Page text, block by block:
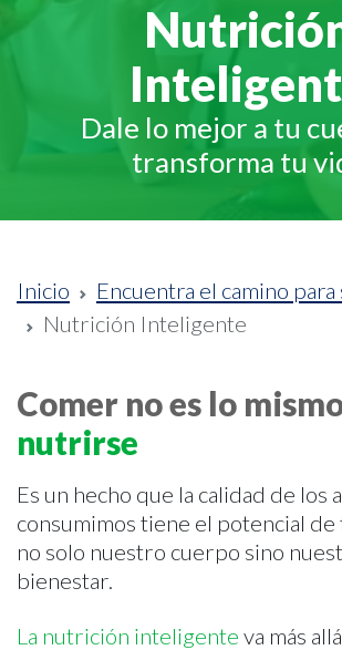
Dale lo mejor a tu
transforma tu
Inicio
Encuentra el camino
Nutrición Inteligente
Comer no es lo
nutrirse
Es un hecho que la calidad de los
consumimos tiene el potencial
no solo nuestro cuerpo sino
bienestar.
La nutrición inteligente va más